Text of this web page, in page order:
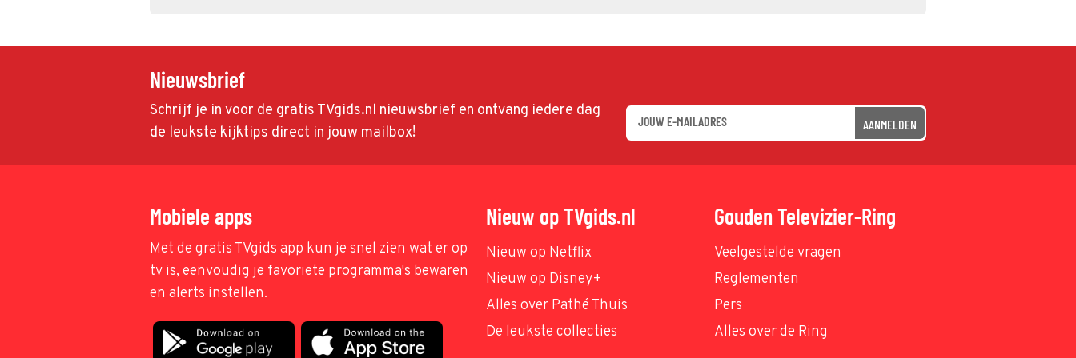
Nieuwsbrief
Schrijf je in voor de gratis TVgids.nl nieuwsbrief en ontvang iedere dag
de leukste kijktips direct in jouw mailbox!
AANMELDEN
Mobiele apps
Met de gratis TVgids app kun je snel zien wat er op
tv is, eenvoudig je favoriete programma's bewaren
en alerts instellen.
Nieuw op TVgids.nl
Nieuw op Netflix
Nieuw op Disney+
Alles over Pathé Thuis
De leukste collecties
Gouden Televizier-Ring
Veelgestelde vragen
Reglementen
Pers
Alles over de Ring